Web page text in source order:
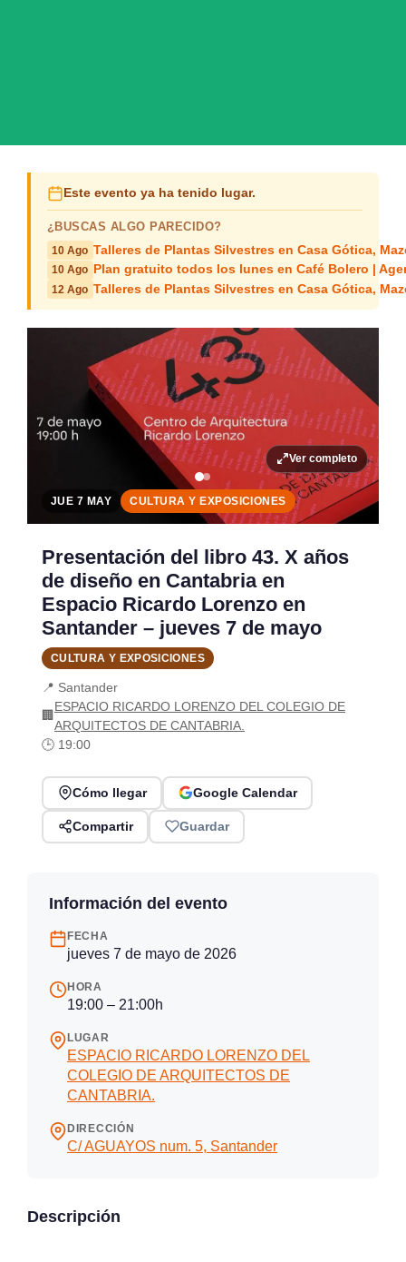
Este evento ya ha tenido lugar.
¿BUSCAS ALGO PARECIDO?
10 Ago Talleres de Plantas Silvestres en Casa Gótica,
10 Ago Plan gratuito todos los lunes en Café Bolero |
12 Ago Talleres de Plantas Silvestres en Casa Gótica,
Ver completo
JUE 7 MAY CULTURA Y EXPOSICIONES
Presentación del libro 43. X años
de diseño en Cantabria en
Espacio Ricardo Lorenzo en
Santander – jueves 7 de mayo
CULTURA Y EXPOSICIONES
📍 Santander
🏢
ESPACIO RICARDO LORENZO DEL COLEGIO DE
ARQUITECTOS DE CANTABRIA.
🕒 19:00
Cómo llegar Google Calendar
Compartir Guardar
Información del evento
FECHA
jueves 7 de mayo de 2026
HORA
19:00 – 21:00h
LUGAR
ESPACIO RICARDO LORENZO DEL
COLEGIO DE ARQUITECTOS DE
CANTABRIA.
DIRECCIÓN
C/ AGUAYOS num. 5, Santander
Descripción